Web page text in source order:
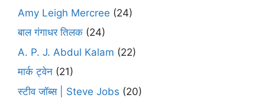
Amy Leigh Mercree (24)
बाल गंगाधर तिलक (24)
A. P. J. Abdul Kalam (22)
मार्क ट्वेन (21)
स्टीव जॉब्स | Steve Jobs (20)